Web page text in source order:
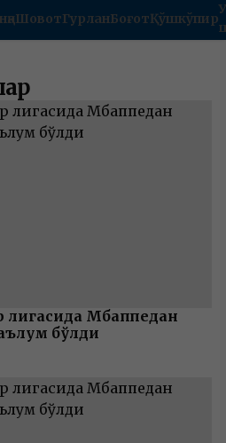
ШовотГурланБоғотҚўшкўпир
лигасида Мбаппедан
бўлди